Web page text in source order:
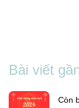
Bài viết
Còn